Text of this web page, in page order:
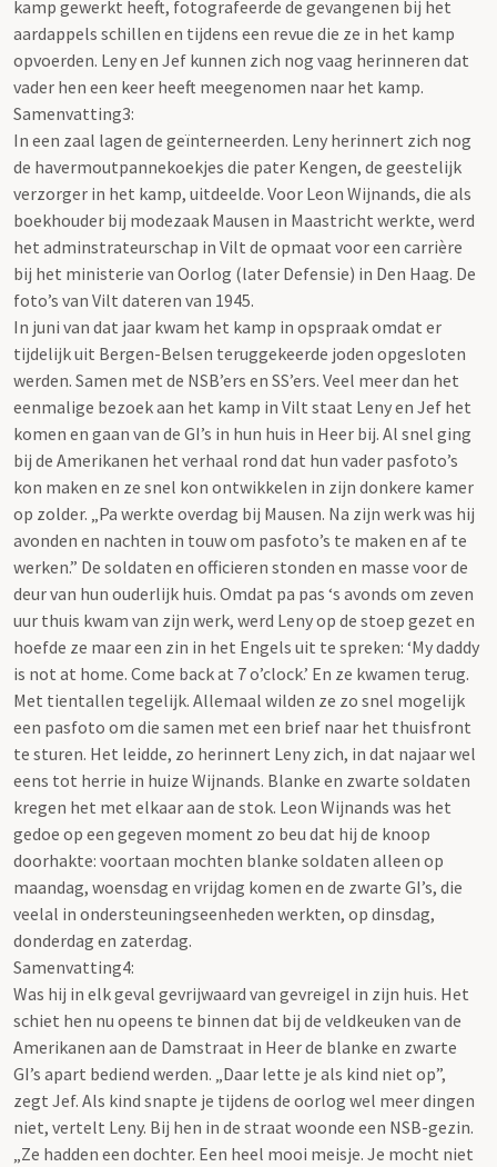
kamp gewerkt heeft, fotografeerde de gevangenen bij het
aardappels schillen en tijdens een revue die ze in het kamp
opvoerden. Leny en Jef kunnen zich nog vaag herinneren dat
vader hen een keer heeft meegenomen naar het kamp.
Samenvatting3:
In een zaal lagen de geïnterneerden. Leny herinnert zich nog
de havermoutpannekoekjes die pater Kengen, de geestelijk
verzorger in het kamp, uitdeelde. Voor Leon Wijnands, die als
boekhouder bij modezaak Mausen in Maastricht werkte, werd
het adminstrateurschap in Vilt de opmaat voor een carrière
bij het ministerie van Oorlog (later Defensie) in Den Haag. De
foto’s van Vilt dateren van 1945.
In juni van dat jaar kwam het kamp in opspraak omdat er
tijdelijk uit Bergen-Belsen teruggekeerde joden opgesloten
werden. Samen met de NSB’ers en SS’ers. Veel meer dan het
eenmalige bezoek aan het kamp in Vilt staat Leny en Jef het
komen en gaan van de GI’s in hun huis in Heer bij. Al snel ging
bij de Amerikanen het verhaal rond dat hun vader pasfoto’s
kon maken en ze snel kon ontwikkelen in zijn donkere kamer
op zolder. „Pa werkte overdag bij Mausen. Na zijn werk was hij
avonden en nachten in touw om pasfoto’s te maken en af te
werken.” De soldaten en officieren stonden en masse voor de
deur van hun ouderlijk huis. Omdat pa pas ‘s avonds om zeven
uur thuis kwam van zijn werk, werd Leny op de stoep gezet en
hoefde ze maar een zin in het Engels uit te spreken: ‘My daddy
is not at home. Come back at 7 o’clock.’ En ze kwamen terug.
Met tientallen tegelijk. Allemaal wilden ze zo snel mogelijk
een pasfoto om die samen met een brief naar het thuisfront
te sturen. Het leidde, zo herinnert Leny zich, in dat najaar wel
eens tot herrie in huize Wijnands. Blanke en zwarte soldaten
kregen het met elkaar aan de stok. Leon Wijnands was het
gedoe op een gegeven moment zo beu dat hij de knoop
doorhakte: voortaan mochten blanke soldaten alleen op
maandag, woensdag en vrijdag komen en de zwarte GI’s, die
veelal in ondersteuningseenheden werkten, op dinsdag,
donderdag en zaterdag.
Samenvatting4:
Was hij in elk geval gevrijwaard van gevreigel in zijn huis. Het
schiet hen nu opeens te binnen dat bij de veldkeuken van de
Amerikanen aan de Damstraat in Heer de blanke en zwarte
GI’s apart bediend werden. „Daar lette je als kind niet op”,
zegt Jef. Als kind snapte je tijdens de oorlog wel meer dingen
niet, vertelt Leny. Bij hen in de straat woonde een NSB-gezin.
„Ze hadden een dochter. Een heel mooi meisje. Je mocht niet